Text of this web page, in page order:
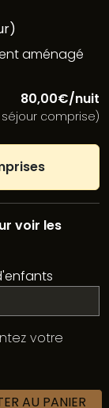
aménagé
80,00€/nuit
séjour comprise)
voir les
votre
AU PANIER